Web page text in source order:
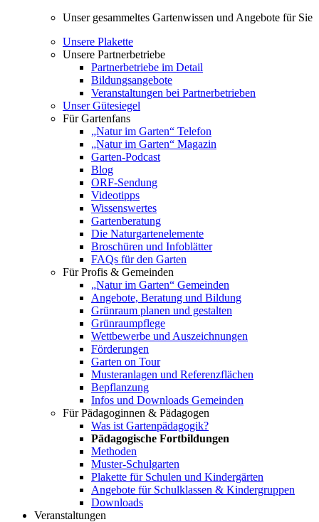
Unser gesammeltes Gartenwissen und Angebote für Sie
Unsere Plakette
Unsere Partnerbetriebe
Partnerbetriebe im Detail
Bildungsangebote
Veranstaltungen bei Partnerbetrieben
Unser Gütesiegel
Für Gartenfans
„Natur im Garten“ Telefon
„Natur im Garten“ Magazin
Garten-Podcast
Blog
ORF-Sendung
Videotipps
Wissenswertes
Gartenberatung
Die Naturgartenelemente
Broschüren und Infoblätter
FAQs für den Garten
Für Profis & Gemeinden
„Natur im Garten“ Gemeinden
Angebote, Beratung und Bildung
Grünraum planen und gestalten
Grünraumpflege
Wettbewerbe und Auszeichnungen
Förderungen
Garten on Tour
Musteranlagen und Referenzflächen
Bepflanzung
Infos und Downloads Gemeinden
Für Pädagoginnen & Pädagogen
Was ist Gartenpädagogik?
Pädagogische Fortbildungen
Methoden
Muster-Schulgarten
Plakette für Schulen und Kindergärten
Angebote für Schulklassen & Kindergruppen
Downloads
Veranstaltungen